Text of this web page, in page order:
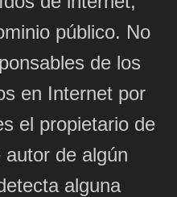
público. No
de los
en Internet por
el propietario de
de algún
alguna